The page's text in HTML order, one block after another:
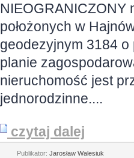
NIEOGRANICZONY
położonych w
geodezyjnym 3184
planie
nieruchomość jest
jednorodzinne....
czytaj dalej
Publikator: Jarosław Walesiuk